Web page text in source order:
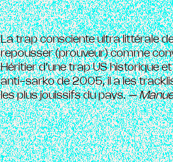
La trap consciente ultra littérale
repousser (prouveur) comme
Héritier d’une trap US historique
anti-sarko de 2005, il a les
les plus jouissifs du pays.– Manue